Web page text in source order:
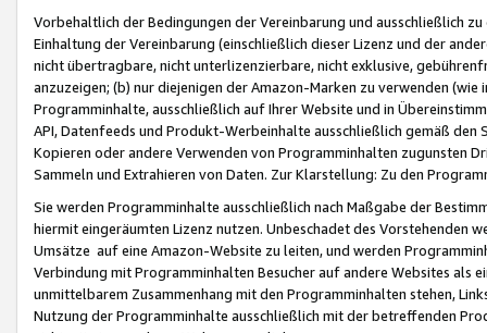
Vorbehaltlich der Bedingungen der Vereinbarung und ausschließlich
Einhaltung der Vereinbarung (einschließlich dieser Lizenz und der
nicht übertragbare, nicht unterlizenzierbare, nicht exklusive,
anzuzeigen; (b) nur diejenigen der Amazon-Marken zu verwenden
Programminhalte, ausschließlich auf Ihrer Website und in
API, Datenfeeds und Produkt-Werbeinhalte ausschließlich gemäß
Kopieren oder andere Verwenden von Programminhalten zugunsten
Sammeln und Extrahieren von Daten. Zur Klarstellung: Zu den
Sie werden Programminhalte ausschließlich nach Maßgabe der
hiermit eingeräumten Lizenz nutzen. Unbeschadet des Vorstehenden
Umsätze auf eine Amazon-Website zu leiten, und werden
Verbindung mit Programminhalten Besucher auf andere Websites als
unmittelbarem Zusammenhang mit den Programminhalten stehen,
Nutzung der Programminhalte ausschließlich mit der betreffenden